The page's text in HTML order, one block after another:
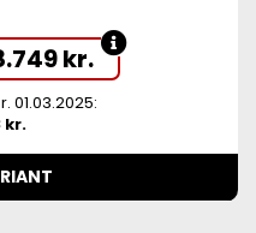
kr.
01.03.2025:
kr.